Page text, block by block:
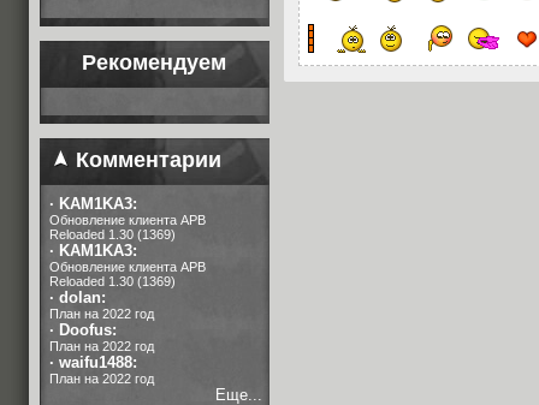
Рекомендуем
Комментарии
· KAM1KA3:
Обновление клиента APB
Reloaded 1.30 (1369)
· KAM1KA3:
Обновление клиента APB
Reloaded 1.30 (1369)
· dolan:
План на 2022 год
· Doofus:
План на 2022 год
· waifu1488:
План на 2022 год
Еще...